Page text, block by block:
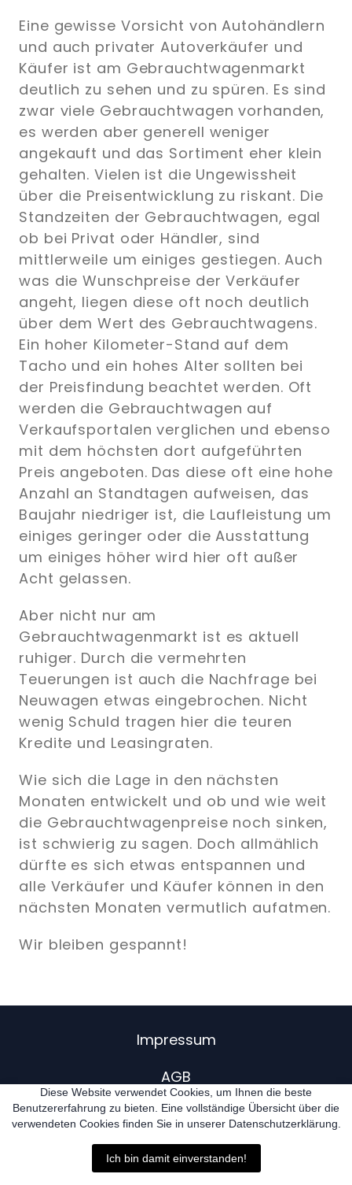
Eine gewisse Vorsicht von Autohändlern
und auch privater Autoverkäufer und
Käufer ist am Gebrauchtwagenmarkt
deutlich zu sehen und zu spüren. Es sind
zwar viele Gebrauchtwagen vorhanden,
es werden aber generell weniger
angekauft und das Sortiment eher klein
gehalten. Vielen ist die Ungewissheit
über die Preisentwicklung zu riskant. Die
Standzeiten der Gebrauchtwagen, egal
ob bei Privat oder Händler, sind
mittlerweile um einiges gestiegen. Auch
was die Wunschpreise der Verkäufer
angeht, liegen diese oft noch deutlich
über dem Wert des Gebrauchtwagens.
Ein hoher Kilometer-Stand auf dem
Tacho und ein hohes Alter sollten bei
der Preisfindung beachtet werden. Oft
werden die Gebrauchtwagen auf
Verkaufsportalen verglichen und ebenso
mit dem höchsten dort aufgeführten
Preis angeboten. Das diese oft eine hohe
Anzahl an Standtagen aufweisen, das
Baujahr niedriger ist, die Laufleistung um
einiges geringer oder die Ausstattung
um einiges höher wird hier oft außer
Acht gelassen.
Aber nicht nur am
Gebrauchtwagenmarkt ist es aktuell
ruhiger. Durch die vermehrten
Teuerungen ist auch die Nachfrage bei
Neuwagen etwas eingebrochen. Nicht
wenig Schuld tragen hier die teuren
Kredite und Leasingraten.
Wie sich die Lage in den nächsten
Monaten entwickelt und ob und wie weit
die Gebrauchtwagenpreise noch sinken,
ist schwierig zu sagen. Doch allmählich
dürfte es sich etwas entspannen und
alle Verkäufer und Käufer können in den
nächsten Monaten vermutlich aufatmen.
Wir bleiben gespannt!
Impressum
AGB
Datenschutz
Widerruf
Diese Website verwendet Cookies, um Ihnen die beste
Benutzererfahrung zu bieten. Eine vollständige Übersicht über die
verwendeten Cookies finden Sie in unserer Datenschutzerklärung.
Ich bin damit einverstanden!